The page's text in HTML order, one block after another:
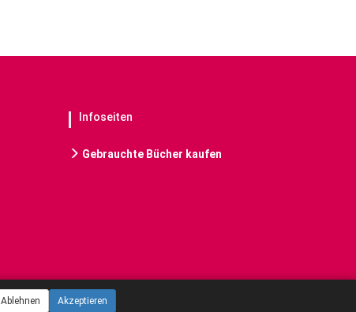
Infoseiten
Gebrauchte Bücher kaufen
Ablehnen Akzeptieren